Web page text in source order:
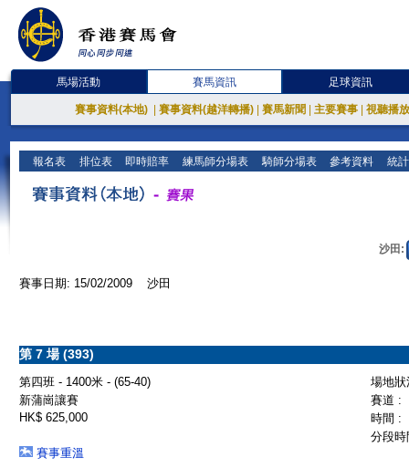
馬場活動 賽馬資訊 足球資訊
賽事資料(本地) 賽事資料(越洋轉播) 賽馬新聞 主要賽事 視聽播
報名表 排位表 即時賠率 練馬師分場表 騎師分場表 參考資料 統
沙田:
賽事日期: 15/02/2009 沙田
第 7 場 (393)
第四班 - 1400米 - (65-40)
場地
新蒲崗讓賽
賽道 :
HK$ 625,000
時間 :
分段
賽事重溫